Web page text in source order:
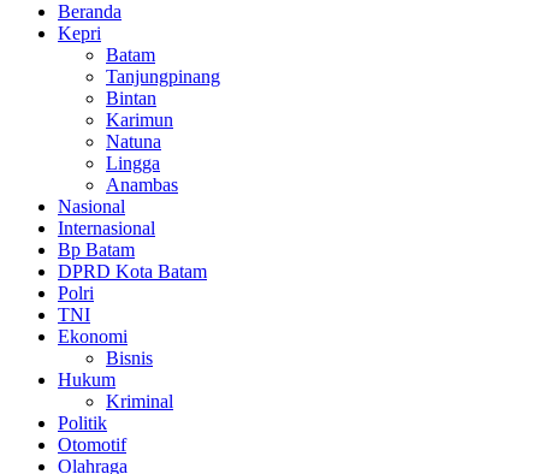
Beranda
Kepri
Batam
Tanjungpinang
Bintan
Karimun
Natuna
Lingga
Anambas
Nasional
Internasional
Bp Batam
DPRD Kota Batam
Polri
TNI
Ekonomi
Bisnis
Hukum
Kriminal
Politik
Otomotif
Olahraga